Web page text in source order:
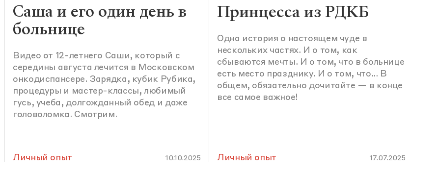
Саша и его один день в
больнице
Видео от 12-летнего Саши, который с
середины августа лечится в Московском
онкодиспансере. Зарядка, кубик Рубика,
процедуры и мастер-классы, любимый
гусь, учеба, долгожданный обед и даже
головоломка. Смотрим.
Личный опыт 10.10.2025
Принцесса из РДКБ
Одна история о настоящем чуде в
нескольких частях. И о том, как
сбываются мечты. И о том, что в больнице
есть место празднику. И о том, что... В
общем, обязательно дочитайте — в конце
все самое важное!
Личный опыт 17.07.2025